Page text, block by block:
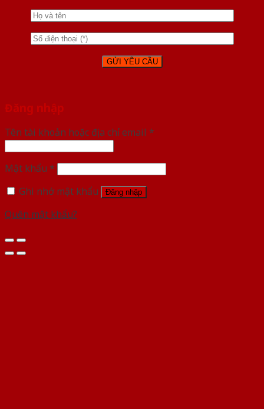
Đăng nhập
Tên tài khoản hoặc địa chỉ email *
Mật khẩu *
Ghi nhớ mật khẩu
Đăng nhập
Quên mật khẩu?